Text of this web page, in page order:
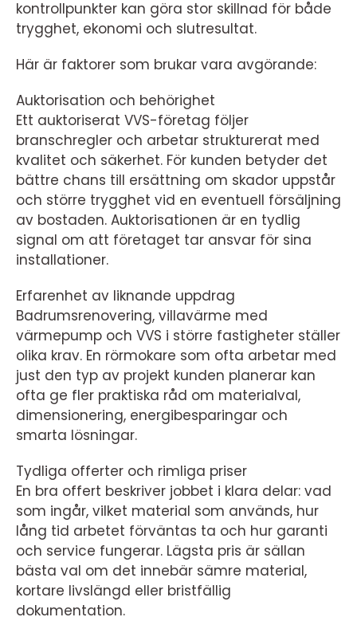
kontrollpunkter kan göra stor skillnad för både
trygghet, ekonomi och slutresultat.
Här är faktorer som brukar vara avgörande:
Auktorisation och behörighet
Ett auktoriserat VVS-företag följer
branschregler och arbetar strukturerat med
kvalitet och säkerhet. För kunden betyder det
bättre chans till ersättning om skador uppstår
och större trygghet vid en eventuell försäljning
av bostaden. Auktorisationen är en tydlig
signal om att företaget tar ansvar för sina
installationer.
Erfarenhet av liknande uppdrag
Badrumsrenovering, villavärme med
värmepump och VVS i större fastigheter ställer
olika krav. En rörmokare som ofta arbetar med
just den typ av projekt kunden planerar kan
ofta ge fler praktiska råd om materialval,
dimensionering, energibesparingar och
smarta lösningar.
Tydliga offerter och rimliga priser
En bra offert beskriver jobbet i klara delar: vad
som ingår, vilket material som används, hur
lång tid arbetet förväntas ta och hur garanti
och service fungerar. Lägsta pris är sällan
bästa val om det innebär sämre material,
kortare livslängd eller bristfällig
dokumentation.